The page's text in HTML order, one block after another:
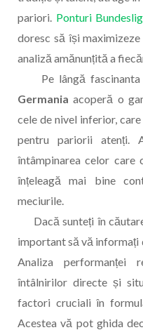
pariori. Ponturi
doresc să își
analiză amănunțită a
Pe lângă fascinanta
Germania acoperă o
cele de nivel inferior,
pentru pariorii atenți.
întâmpinarea celor care
înțeleagă mai bine
meciurile.
Dacă sunteți în
important să vă informați
Analiza performanței
întâlnirilor directe și
factori cruciali în
Acestea vă pot ghida